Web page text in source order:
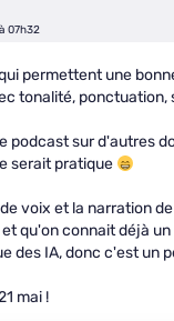
07h32
permettent une
tonalité, ponctuation,
podcast sur d'autres
serait pratique
voix et la narration
qu'on connait déjà
des IA, donc c'est un
mai !